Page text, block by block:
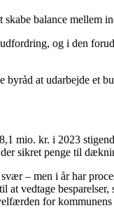
balance
og i den
byråd at udarbejde
mio. kr. i 2023
sikret penge til
– men i år har
vedtage
for